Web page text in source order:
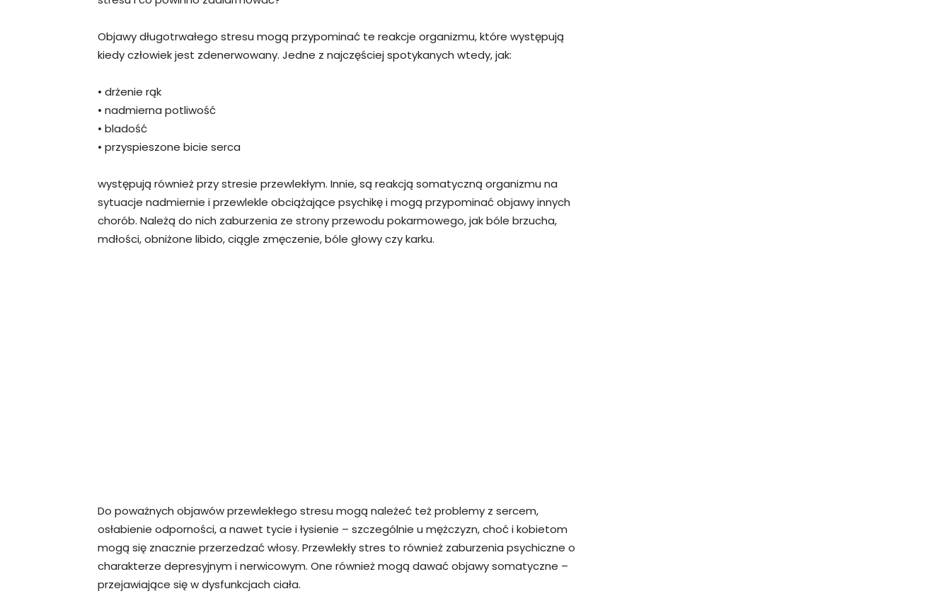
Objawy długotrwałego stresu mogą przypominać te reakcje organizmu, które występują
kiedy człowiek jest zdenerwowany. Jedne z najczęściej spotykanych wtedy, jak:
• drżenie rąk
• nadmierna potliwość
• bladość
• przyspieszone bicie serca
występują również przy stresie przewlekłym. Innie, są reakcją somatyczną organizmu na
sytuacje nadmiernie i przewlekle obciążające psychikę i mogą przypominać objawy innych
chorób. Należą do nich zaburzenia ze strony przewodu pokarmowego, jak bóle brzucha,
mdłości, obniżone libido, ciągle zmęczenie, bóle głowy czy karku.
Do poważnych objawów przewlekłego stresu mogą należeć też problemy z sercem,
osłabienie odporności, a nawet tycie i łysienie – szczególnie u mężczyzn, choć i kobietom
mogą się znacznie przerzedzać włosy. Przewlekły stres to również zaburzenia psychiczne o
charakterze depresyjnym i nerwicowym. One również mogą dawać objawy somatyczne –
przejawiające się w dysfunkcjach ciała.